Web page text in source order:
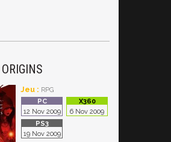
Jeu : RPG
12 Nov 2009 6 Nov 2009
19 Nov 2009